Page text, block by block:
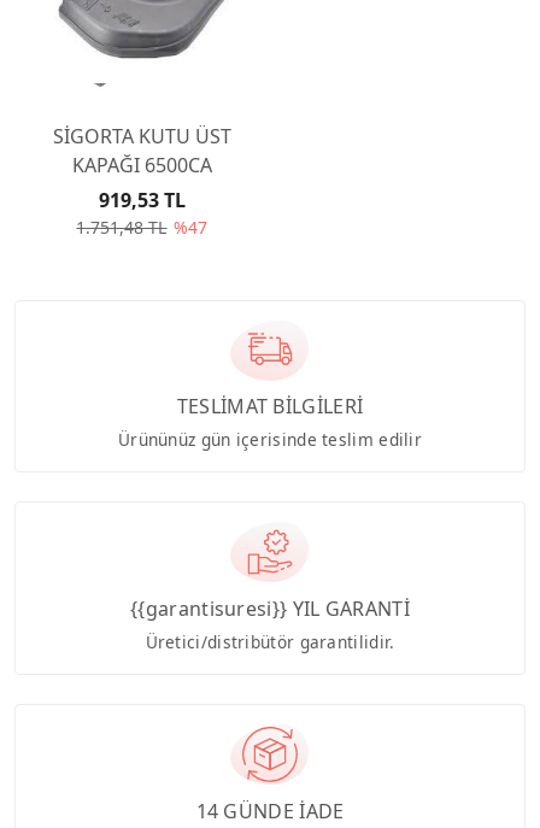
SİGORTA KUTU ÜST
KAPAĞI 6500CA
1.751,48 TL %47
919,53 TL
TESLİMAT BİLGİLERİ
Ürününüz gün içerisinde teslim edilir
{{garantisuresi}} YIL GARANTİ
Üretici/distribütör garantilidir.
14 GÜNDE İADE